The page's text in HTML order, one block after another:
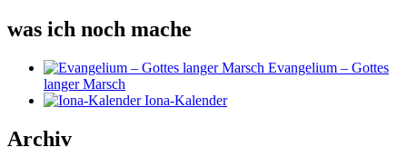
was ich noch mache
Evangelium – Gottes
langer Marsch
Iona-Kalender
Archiv